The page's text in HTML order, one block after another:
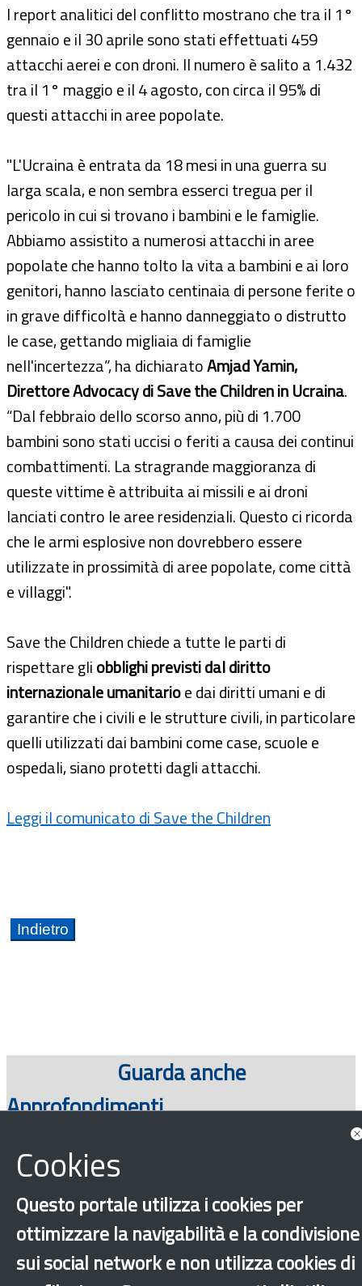
I report analitici del conflitto mostrano che tra il 1°
gennaio e il 30 aprile sono stati effettuati 459
attacchi aerei e con droni. Il numero è salito a 1.432
tra il 1° maggio e il 4 agosto, con circa il 95% di
questi attacchi in aree popolate.
"L'Ucraina è entrata da 18 mesi in una guerra su
larga scala, e non sembra esserci tregua per il
pericolo in cui si trovano i bambini e le famiglie.
Abbiamo assistito a numerosi attacchi in aree
popolate che hanno tolto la vita a bambini e ai loro
genitori, hanno lasciato centinaia di persone ferite o
in grave difficoltà e hanno danneggiato o distrutto
le case, gettando migliaia di famiglie
nell'incertezza”, ha dichiaratoAmjad Yamin,
Direttore Advocacy di Save the Children in Ucraina.
“Dal febbraio dello scorso anno, più di 1.700
bambini sono stati uccisi o feriti a causa dei continui
combattimenti. La stragrande maggioranza di
queste vittime è attribuita ai missili e ai droni
lanciati contro le aree residenziali. Questo ci ricorda
che le armi esplosive non dovrebbero essere
utilizzate in prossimità di aree popolate, come città
e villaggi".
Save the Children chiede a tutte le parti di
rispettare gliobblighi previsti dal diritto
internazionale umanitarioe dai diritti umani e di
garantire che i civili e le strutture civili, in particolare
quelli utilizzati dai bambini come case, scuole e
ospedali, siano protetti dagli attacchi.
Leggi il comunicato di Save the Children
Guarda anche
Approfondimenti
Cookies
Questo portale utilizza i cookies per
ottimizzare la navigabilità e la condivisione
sui social network e non utilizza cookies di